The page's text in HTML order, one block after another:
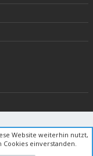
Website weiterhin nutzt,
einverstanden.